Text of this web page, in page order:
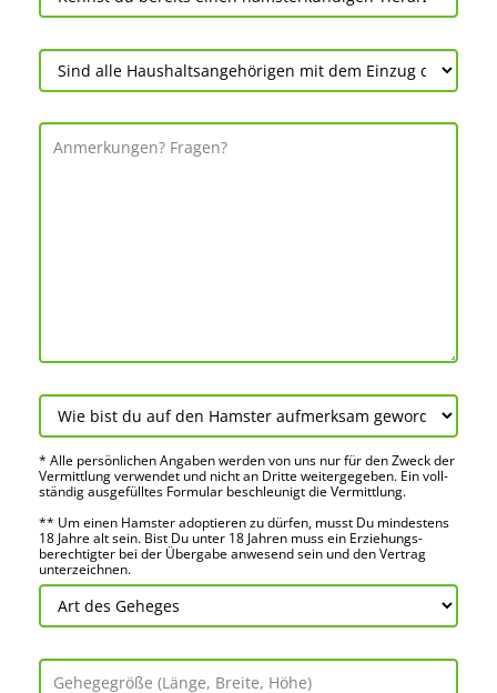
* Alle persön­lichen Angaben werden von uns nur für den Zweck der
Vermitt­lung verwendet und nicht an Dritte weiter­gegeben. Ein voll­
ständig ausge­fülltes Formular beschleu­nigt die Vermitt­lung.
** Um einen Hamster adoptieren zu dürfen, musst Du mindes­tens
18 Jahre alt sein. Bist Du unter 18 Jahren muss ein Erziehungs­
berechtigter bei der Über­gabe anwes­end sein und den Vertrag
unter­zeichnen.